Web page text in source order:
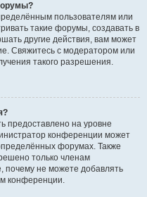
пользователям или
такие форумы, создавать в
другие действия, вам может
Свяжитесь с модератором или
такого разрешения.
предоставлено на уровне
конференции может
форумах. Также
только членам
почему не можете добавлять
конференции.